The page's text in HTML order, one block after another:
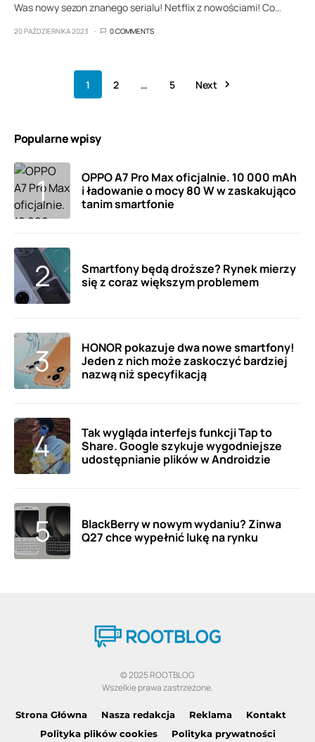
Was nowy sezon znanego serialu! Netflix z nowościami! Co…
20 PAŹDZIERNIKA 2023 0 COMMENTS
1 2 … 5 Next
Popularne wpisy
OPPO A7 Pro Max oficjalnie. 10 000 mAh
i ładowanie o mocy 80 W w zaskakująco
tanim smartfonie
Smartfony będą droższe? Rynek mierzy
się z coraz większym problemem
HONOR pokazuje dwa nowe smartfony!
Jeden z nich może zaskoczyć bardziej
nazwą niż specyfikacją
Tak wygląda interfejs funkcji Tap to
Share. Google szykuje wygodniejsze
udostępnianie plików w Androidzie
BlackBerry w nowym wydaniu? Zinwa
Q27 chce wypełnić lukę na rynku
© 2025 ROOTBLOG
Wszelkie prawa zastrzeżone.
Strona Główna Nasza redakcja Reklama
Kontakt
Polityka plików cookies
Polityka prywatności